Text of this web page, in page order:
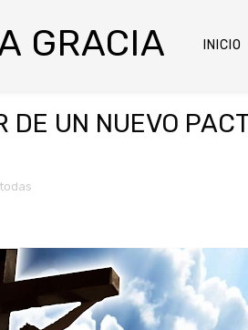
GRACIA INICIO
DE UN NUEVO
todas